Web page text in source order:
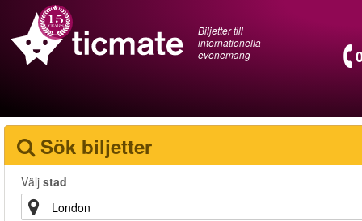
Biljetter till
internationella
evenemang
Sök biljetter
Välj stad